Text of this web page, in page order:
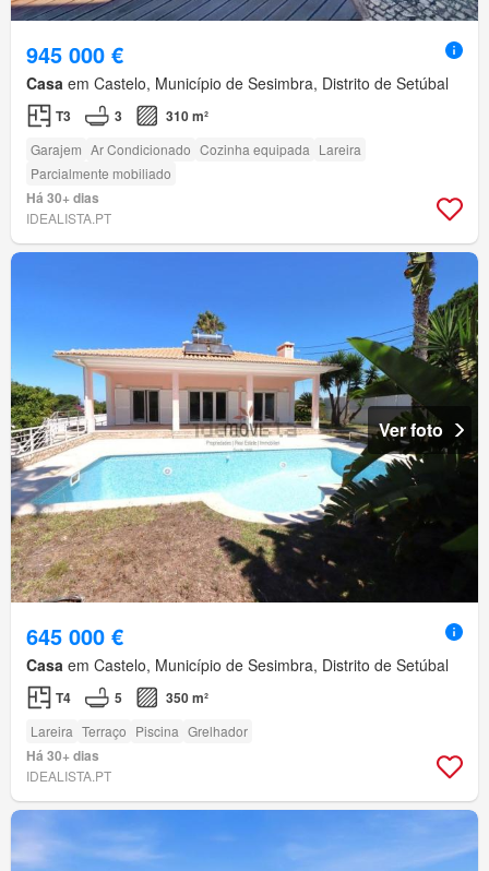
945 000 €
Casa em Castelo, Município de Sesimbra, Distrito de Setúbal
T3 3 310 m²
Garajem Ar Condicionado Cozinha equipada Lareira
Parcialmente mobiliado
Há 30+ dias
IDEALISTA.PT
Ver foto
645 000 €
Casa em Castelo, Município de Sesimbra, Distrito de Setúbal
T4 5 350 m²
Lareira Terraço Piscina Grelhador
Há 30+ dias
IDEALISTA.PT